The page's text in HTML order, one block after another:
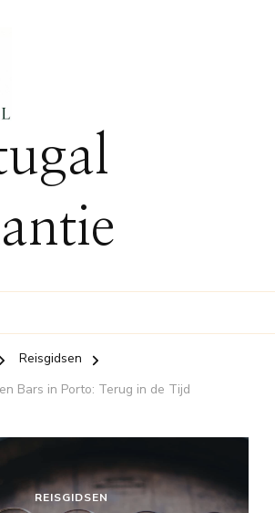
Reisgidsen
Bars in Porto: Terug in de Tijd
REISGIDSEN